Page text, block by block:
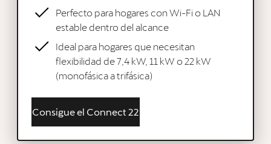
Perfecto para hogares con Wi-Fi o LAN
estable dentro del alcance
Ideal para hogares que necesitan
flexibilidad de 7,4 kW, 11 kW o 22 kW
(monofásica a trifásica)
Consigue el Connect 22